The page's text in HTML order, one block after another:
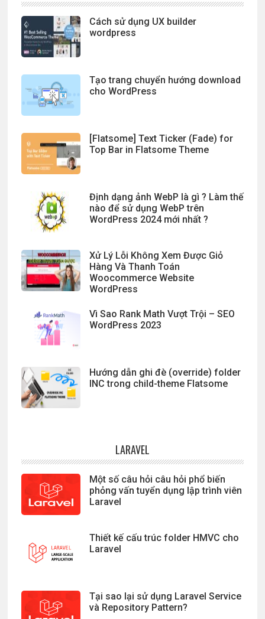
Cách sử dụng UX builder
wordpress
Tạo trang chuyển hướng download
cho WordPress
[Flatsome] Text Ticker (Fade) for
Top Bar in Flatsome Theme
Định dạng ảnh WebP là gì ? Làm thế
nào để sử dụng WebP trên
WordPress 2024 mới nhất ?
Xử Lý Lỗi Không Xem Được Giỏ
Hàng Và Thanh Toán
Woocommerce Website
WordPress
Vì Sao Rank Math Vượt Trội – SEO
WordPress 2023
Hướng dẫn ghi đè (override) folder
INC trong child-theme Flatsome
LARAVEL
Một số câu hỏi câu hỏi phổ biến
phỏng vấn tuyển dụng lập trình viên
Laravel
Thiết kế cấu trúc folder HMVC cho
Laravel
Tại sao lại sử dụng Laravel Service
và Repository Pattern?